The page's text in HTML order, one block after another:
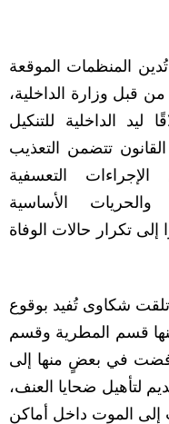
المنظمات الموقعة
من قبل وزارة الداخلية،
الداخلية للتنكيل
تتضمن التعذيب
التعسفية
والحريات الأساسية
تكرار حالات الوفاة
شكاوى تُفيد بوقوع
قسم المطرية وقسم
في بعضٍ منها إلى
لتأهيل ضحايا العنف،
٩ حالات أدت إلى الموت داخل أماكن